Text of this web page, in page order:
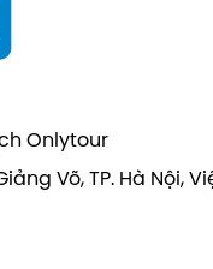
Onlytour
Võ, TP. Hà Nội,